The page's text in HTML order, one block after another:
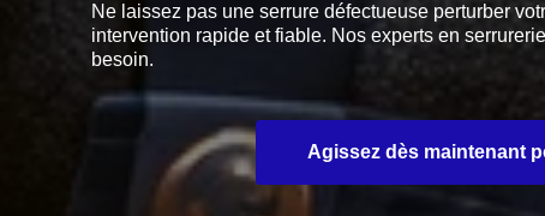
Ne laissez pas une serrure défectueuse perturber
intervention rapide et fiable. Nos experts en
besoin.
Agissez dès maintenant